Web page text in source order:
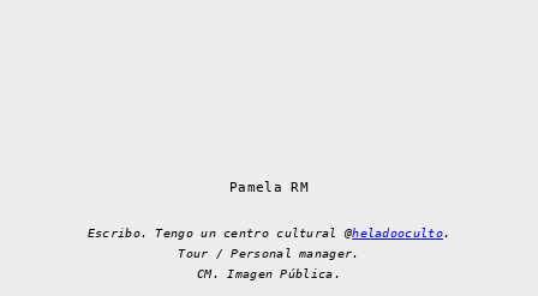
Pamela RM
Escribo. Tengo un centro cultural @heladooculto.
Tour / Personal manager.
CM. Imagen Pública.